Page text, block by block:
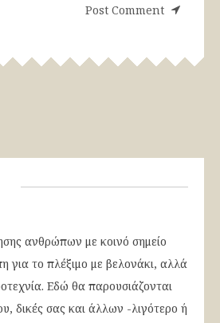
ανθρώπων με κοινό σημείο
το πλέξιμο με βελονάκι, αλλά
Εδώ θα παρουσιάζονται
δικές σας και άλλων -λιγότερο ή